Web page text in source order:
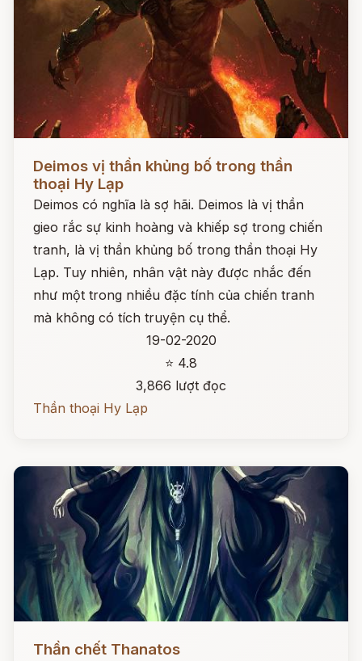
Deimos vị thần khủng bố trong thần
thoại Hy Lạp
Deimos có nghĩa là sợ hãi. Deimos là vị thần
gieo rắc sự kinh hoàng và khiếp sợ trong chiến
tranh, là vị thần khủng bố trong thần thoại Hy
Lạp. Tuy nhiên, nhân vật này được nhắc đến
như một trong nhiều đặc tính của chiến tranh
mà không có tích truyện cụ thể.
19-02-2020
⭐ 4.8
3,866 lượt đọc
Thần thoại Hy Lạp
Đọc ngay
Thần chết Thanatos